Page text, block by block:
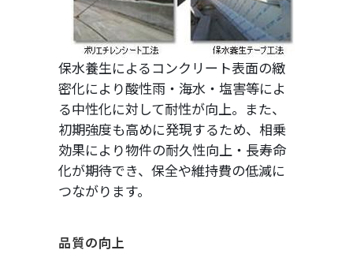
保水養生によるコンクリート表面の緻
密化により酸性雨・海水・塩害等によ
る中性化に対して耐性が向上。また、
初期強度も高めに発現するため、相乗
効果により物件の耐久性向上・長寿命
化が期待でき、保全や維持費の低減に
つながります。
品質の向上